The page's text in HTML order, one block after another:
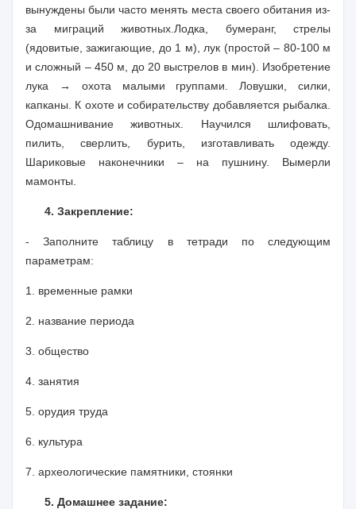
вынуждены были часто менять места своего обитания из-
за миграций животных. Лодка, бумеранг, стрелы
(ядовитые, зажигающие, до 1 м), лук (простой – 80-100 м
и сложный – 450 м , до 20 выстрелов в мин). Изобретение
лука → охота малыми группами. Ловушки, силки,
капканы. К охоте и собирательству добавляется рыбалка.
Одомашнивание животных. Научился шлифовать,
пилить, сверлить, бурить, изготавливать одежду.
Шариковые наконечники – на пушнину. Вымерли
мамонты.
4. Закрепление:
- Заполните таблицу в тетради по следующим
параметрам:
1. временные рамки
2. название периода
3. общество
4. занятия
5. орудия труда
6. культура
7. археологические памятники, стоянки
5. Домашнее задание: